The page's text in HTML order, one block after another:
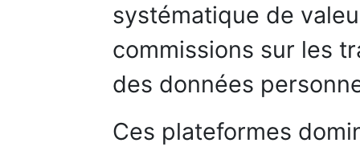
systématique de
commissions sur les
des données
Ces plateformes